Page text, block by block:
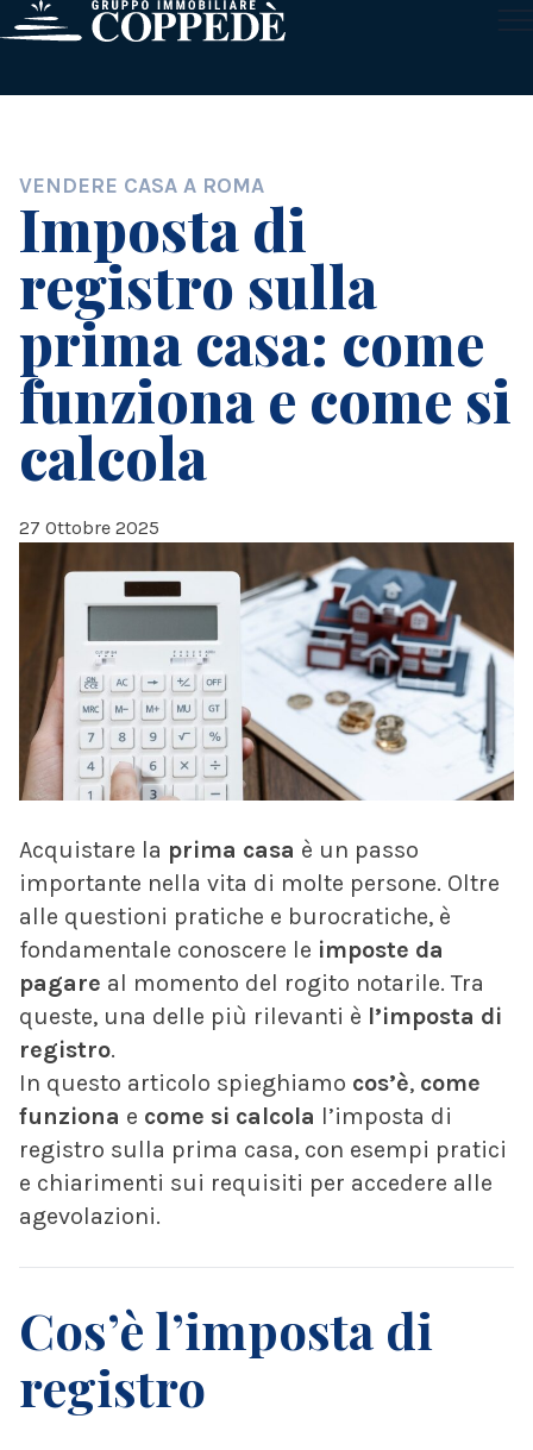
POSTED IN
VENDERE CASA A ROMA
Imposta di
registro sulla
prima casa: come
funziona e come si
calcola
27 Ottobre 2025
Acquistare la prima casa è un passo
importante nella vita di molte persone. Oltre
alle questioni pratiche e burocratiche, è
fondamentale conoscere le imposte da
pagare al momento del rogito notarile. Tra
queste, una delle più rilevanti è l’imposta di
registro.
In questo articolo spieghiamo cos’è, come
funziona e come si calcola l’imposta di
registro sulla prima casa, con esempi pratici
e chiarimenti sui requisiti per accedere alle
agevolazioni.
Cos’è l’imposta di
registro